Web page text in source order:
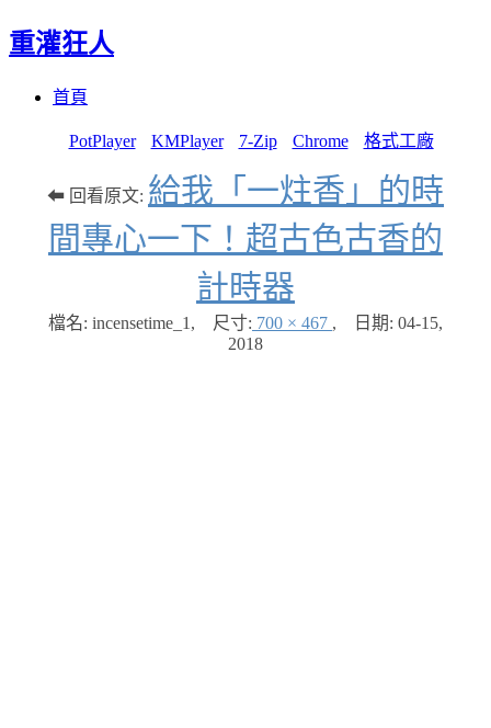
重灌狂人
首頁
PotPlayer KMPlayer 7-Zip Chrome 格式工廠
⬅ 回看原文: 給我「一炷香」的時
間專心一下！超古色古香的
計時器
檔名: incensetime_1 , 尺寸: 700 × 467 , 日期: 04-15,
2018